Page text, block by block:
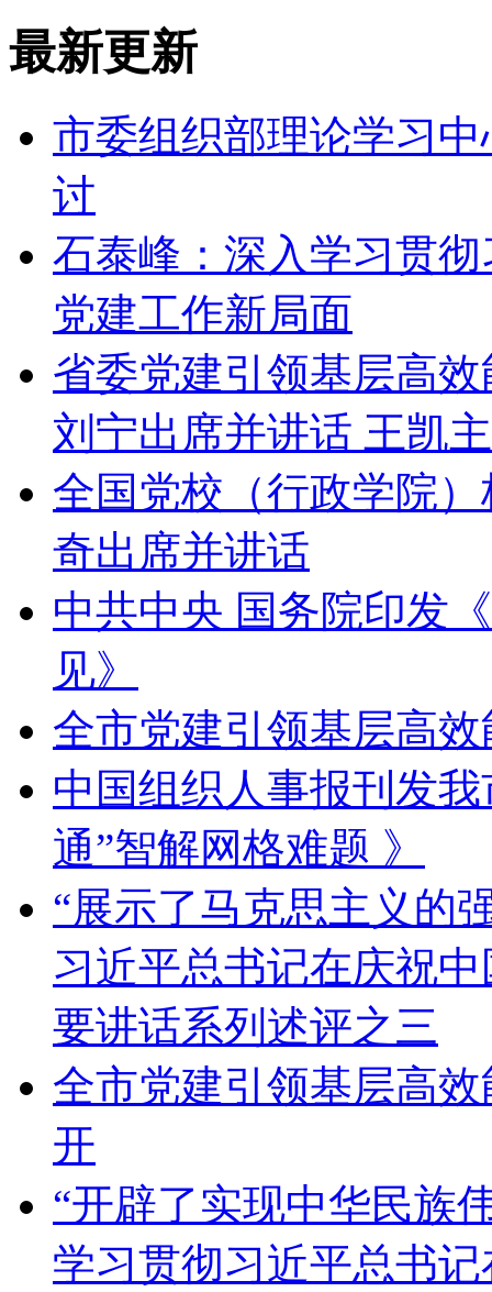
最新更新
市委组织部理论学习
讨
石泰峰：深入学习贯
党建工作新局面
省委党建引领基层高
刘宁出席并讲话 王凯
全国党校（行政学院
奇出席并讲话
中共中央 国务院印发
见》
全市党建引领基层高
中国组织人事报刊发
通”智解网格难题 》
“展示了马克思主义
习近平总书记在庆祝
要讲话系列述评之三
全市党建引领基层高
开
“开辟了实现中华民
学习贯彻习近平总书